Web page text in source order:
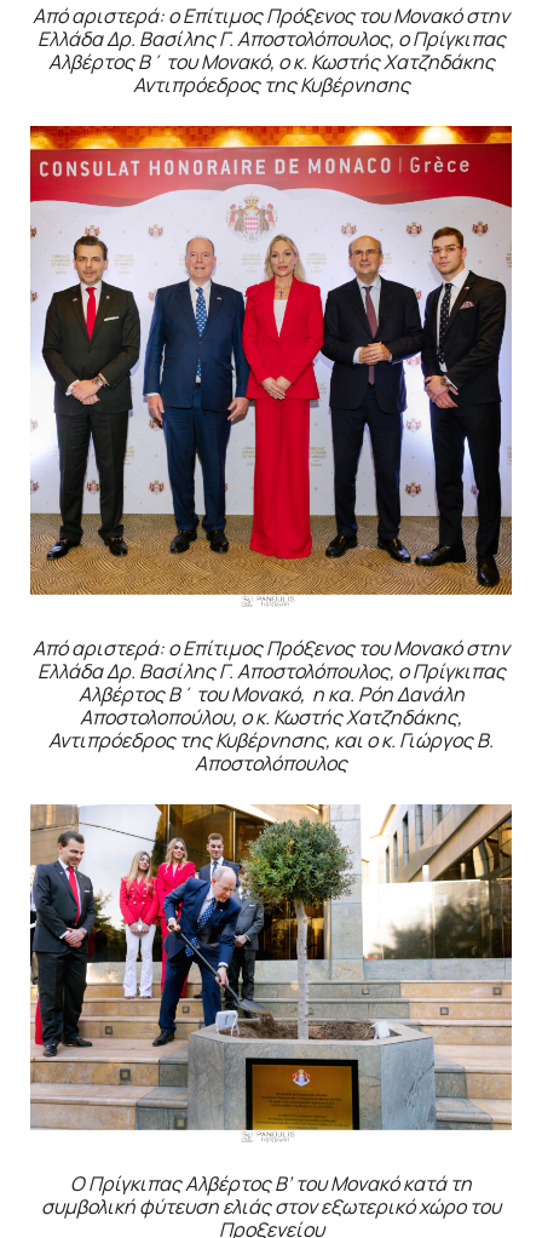
Από αριστερά: ο Επίτιμος Πρόξενος του Μονακό στην
Ελλάδα Δρ. Βασίλης Γ. Αποστολόπουλος, ο Πρίγκιπας
Αλβέρτος Β΄ του Μονακό, ο κ. Κωστής Χατζηδάκης
Αντιπρόεδρος της Κυβέρνησης
Από αριστερά: ο Επίτιμος Πρόξενος του Μονακό στην
Ελλάδα Δρ. Βασίλης Γ. Αποστολόπουλος, ο Πρίγκιπας
Αλβέρτος Β΄ του Μονακό, η κα. Ρόη Δανάλη
Αποστολοπούλου, ο κ. Κωστής Χατζηδάκης,
Αντιπρόεδρος της Κυβέρνησης, και ο κ. Γιώργος Β.
Αποστολόπουλος
Ο Πρίγκιπας Αλβέρτος Β’ του Μονακό κατά τη
συμβολική φύτευση ελιάς στον εξωτερικό χώρο του
Προξενείου